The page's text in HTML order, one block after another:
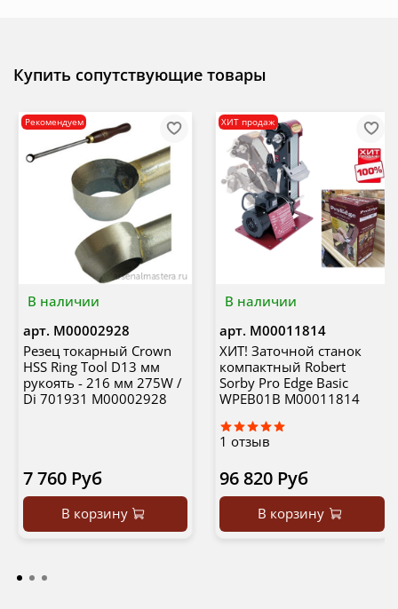
Купить сопутствующие товары
В наличии
Рекомендуем
арт. М00002928
Резец токарный Crown
HSS Ring Tool D13 мм
рукоять - 216 мм 275W /
Di 701931 М00002928
7 760 Руб
В корзину
В наличии
ХИТ продаж
арт. М00011814
ХИТ! Заточной станок
компактный Robert
Sorby Pro Edge Basic
WPEB01B М00011814
1 отзыв
96 820 Руб
В корзину